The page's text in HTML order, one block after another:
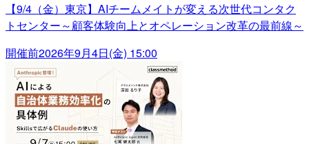
【9/4（金）東京】AIチームメイトが変える次世代コンタク
トセンター～顧客体験向上とオペレーション改革の最前線～
開催前2026年9月4日(金) 15:00